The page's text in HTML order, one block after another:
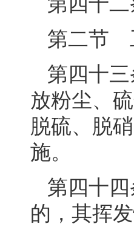
第二节
第四十
放粉尘、
脱硫、脱
施。
第四十
的，其挥